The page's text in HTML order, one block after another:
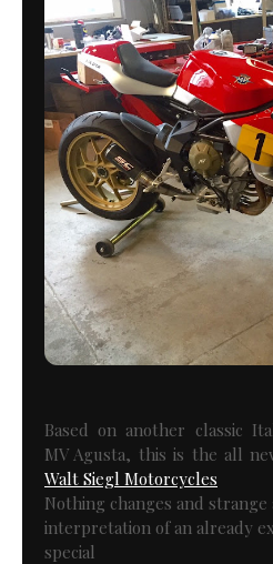
Based on another classic
MV Agusta, this is the all
Walt Siegl Motorcycles
Nothing changes and
interpretation of an already
special